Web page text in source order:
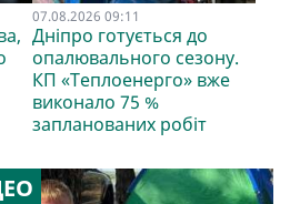
07.08.2026 09:11
Дніпро готується до
опалювального сезону.
КП «Теплоенерго» вже
виконало 75 %
запланованих робіт